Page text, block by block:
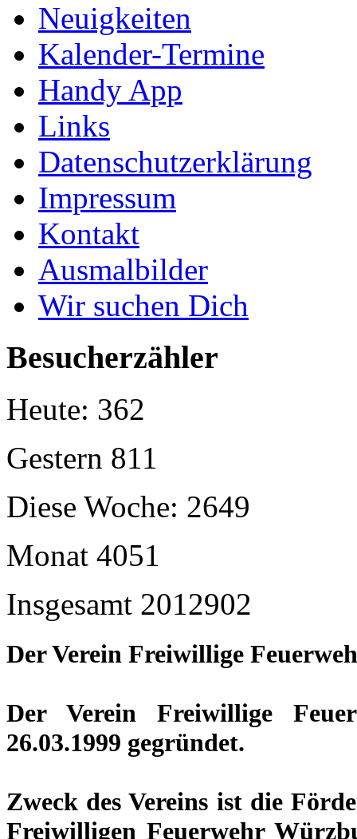
Neuigkeiten
Kalender-Termine
Handy App
Links
Datenschutzerklärung
Impressum
Kontakt
Ausmalbilder
Wir suchen Dich
Besucherzähler
Heute: 362
Gestern 811
Diese Woche: 2649
Monat 4051
Insgesamt 2012902
Der Verein Freiwillige
Der Verein Freiwillige
26.03.1999 gegründet.
Zweck des Vereins ist die
Freiwilligen Feuerwehr